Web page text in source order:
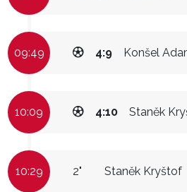
09:49 Konšel
4:9
10:09 Staněk
4:10
10:29 Staněk Kryštof
2"